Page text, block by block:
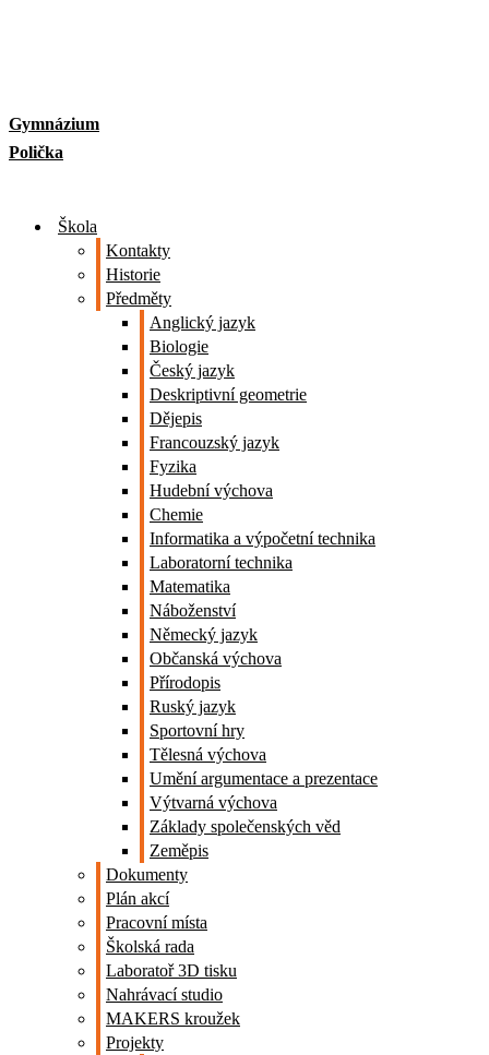
Gymnázium
Polička
Škola
Kontakty
Historie
Předměty
Anglický jazyk
Biologie
Český jazyk
Deskriptivní geometrie
Dějepis
Francouzský jazyk
Fyzika
Hudební výchova
Chemie
Informatika a výpočetní technika
Laboratorní technika
Matematika
Náboženství
Německý jazyk
Občanská výchova
Přírodopis
Ruský jazyk
Sportovní hry
Tělesná výchova
Umění argumentace a prezentace
Výtvarná výchova
Základy společenských věd
Zeměpis
Dokumenty
Plán akcí
Pracovní místa
Školská rada
Laboratoř 3D tisku
Nahrávací studio
MAKERS kroužek
Projekty